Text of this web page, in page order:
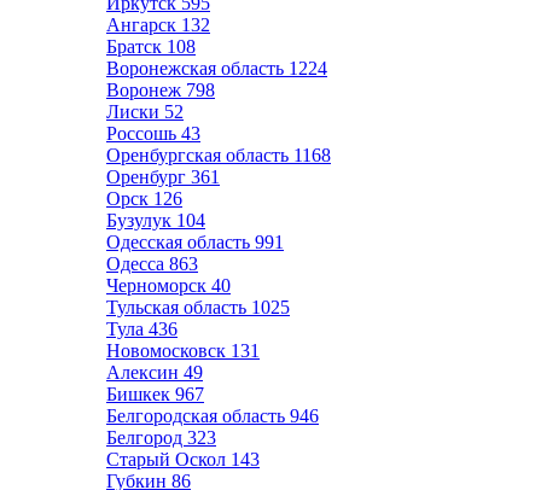
Ангарск 132
Братск 108
Воронежская область 1224
Воронеж 798
Лиски 52
Россошь 43
Оренбургская область 1168
Оренбург 361
Орск 126
Бузулук 104
Одесская область 991
Одесса 863
Черноморск 40
Тульская область 1025
Тула 436
Новомосковск 131
Алексин 49
Бишкек 967
Белгородская область 946
Белгород 323
Старый Оскол 143
Губкин 86